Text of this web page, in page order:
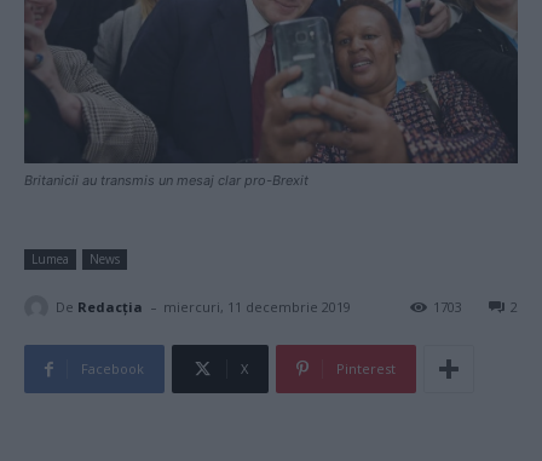
Britanicii au transmis un mesaj clar pro-Brexit
Lumea News
De Redacţia - miercuri, 11 decembrie 2019 2
1703
Facebook X Pinterest